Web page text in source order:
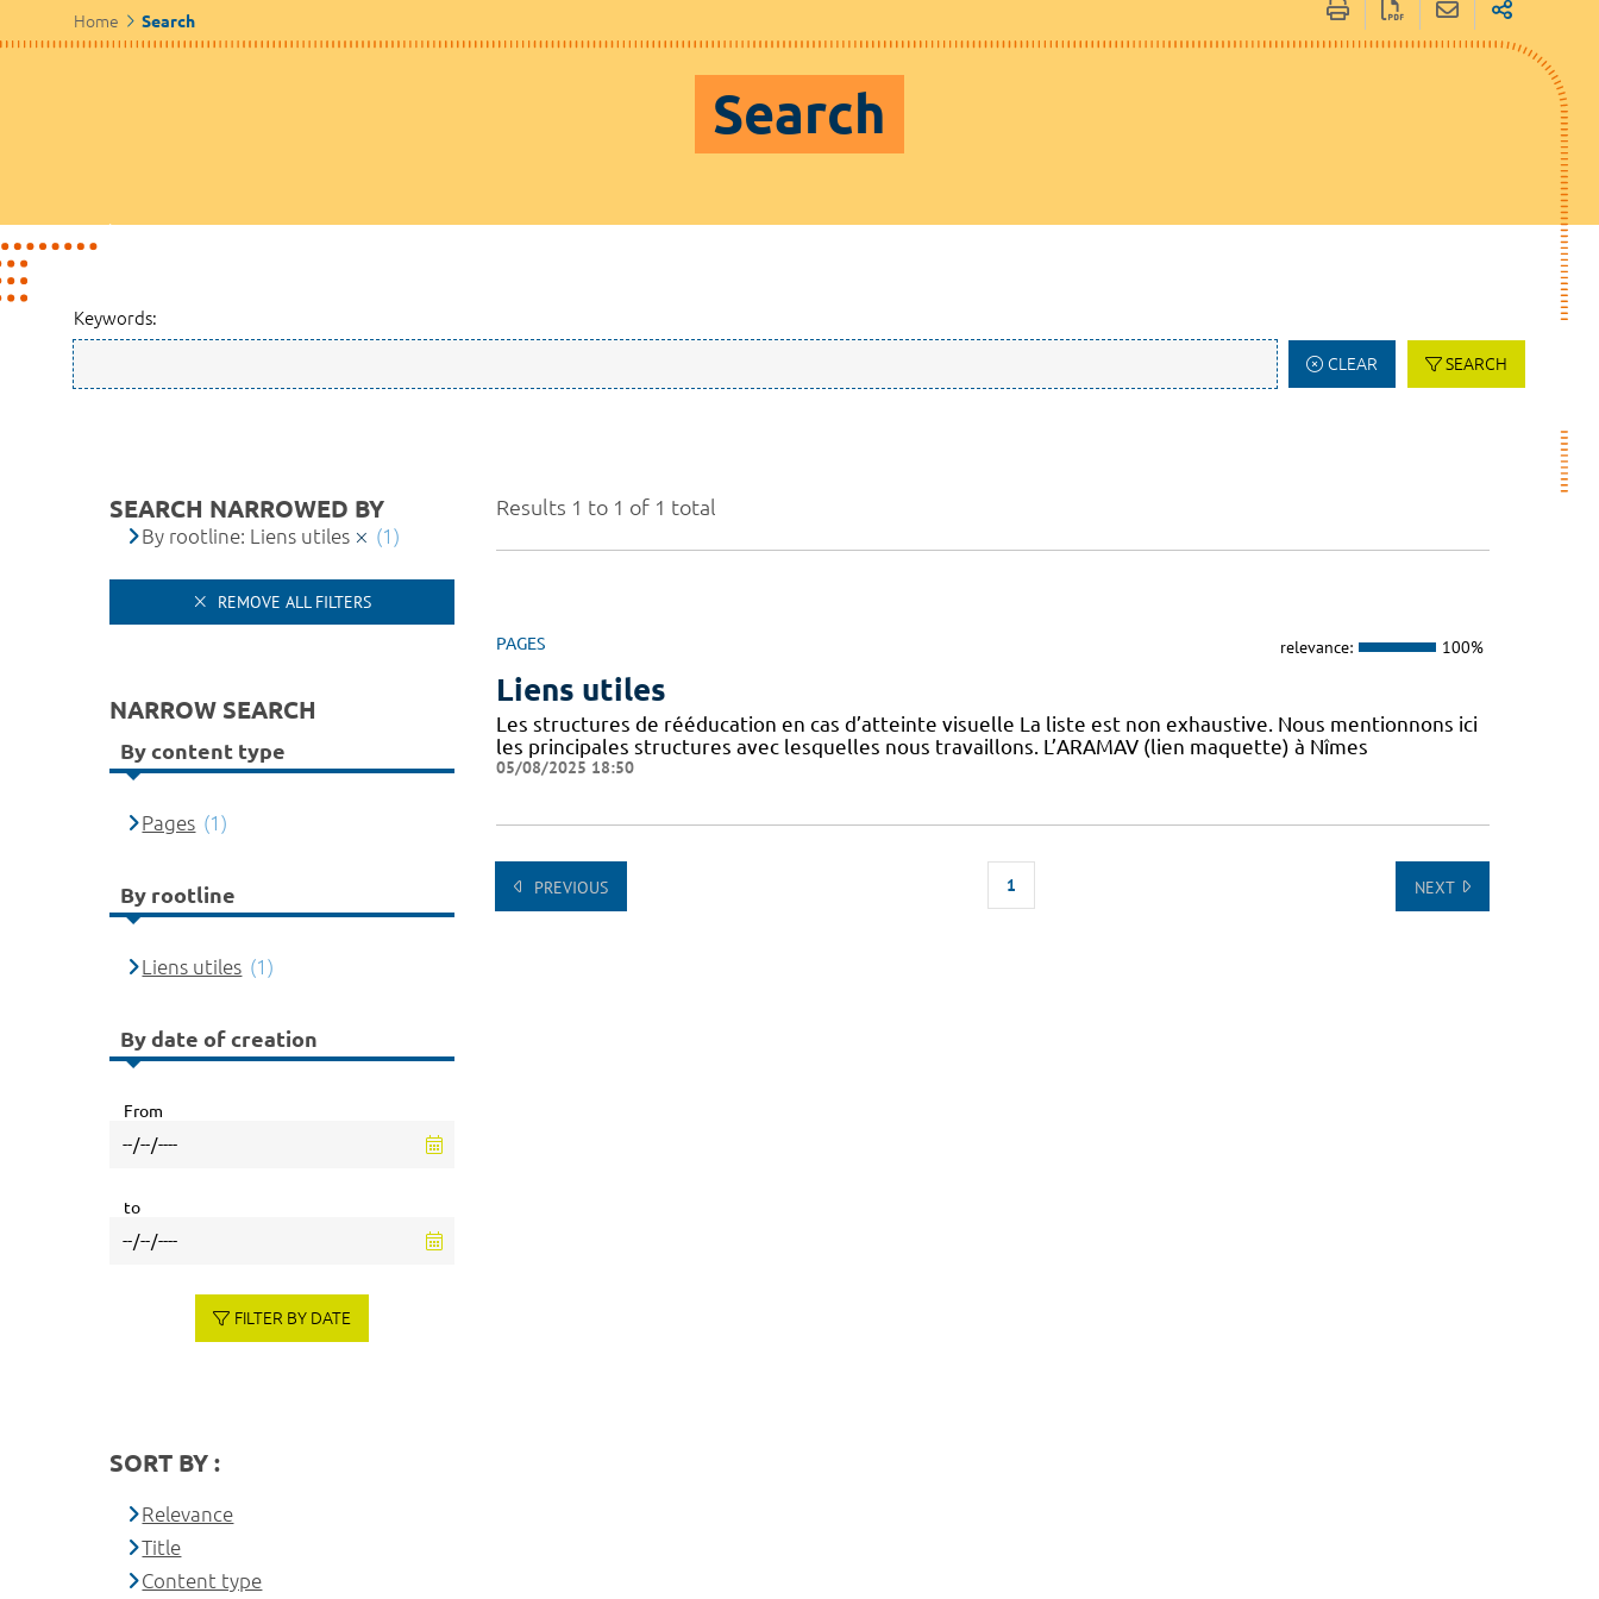
Home Search
Search
Keywords:
CLEAR SEARCH
Results 1 to 1 of 1 total
PAGES relevance: 100%
Liens utiles
Les structures de rééducation en cas d’atteinte visuelle La liste est non exhaustive. Nous mentionnons ici
les principales structures avec lesquelles nous travaillons. L’ARAMAV (lien maquette) à Nîmes
05/08/2025 18:50
PREVIOUS 1 NEXT
SEARCH NARROWED BY
By rootline: Liens utiles (1)
REMOVE ALL FILTERS
NARROW SEARCH
By content type
Pages (1)
By rootline
Liens utiles (1)
By date of creation
From
to
FILTER BY DATE
SORT BY :
Relevance
Title
Content type